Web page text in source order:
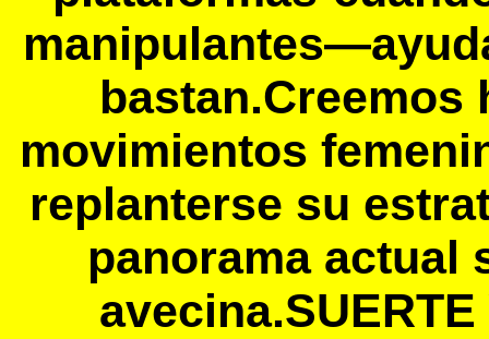
bastan.Creemos
movimientos
replanterse su
panorama actual